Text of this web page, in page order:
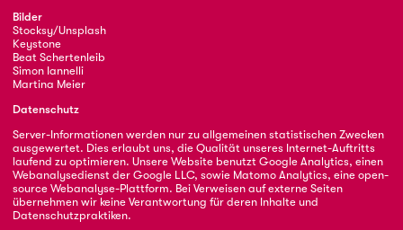
Bilder
Stocksy/Unsplash
Keystone
Beat Schertenleib
Simon Iannelli
Martina Meier
Datenschutz
Server-Informationen werden nur zu allgemeinen statistischen Zwecken
ausgewertet. Dies erlaubt uns, die Qualität unseres Internet-Auftritts
laufend zu optimieren. Unsere Website benutzt Google Analytics, einen
Webanalysedienst der Google LLC, sowie Matomo Analytics, eine open-
source Webanalyse-Plattform. Bei Verweisen auf externe Seiten
übernehmen wir keine Verantwortung für deren Inhalte und
Datenschutzpraktiken.